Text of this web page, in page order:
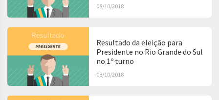
08/10/2018
Resultado da eleição para
Presidente no Rio Grande do Sul
no 1º turno
08/10/2018